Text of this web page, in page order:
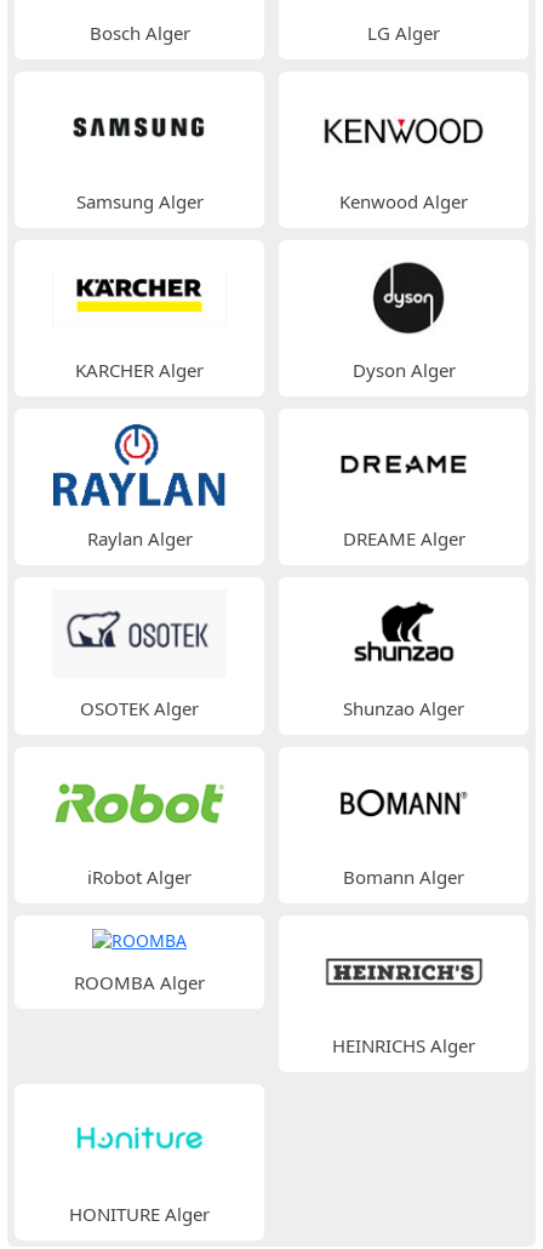
Bosch Alger LG Alger
Samsung Alger Kenwood Alger
KARCHER Alger Dyson Alger
Raylan Alger DREAME Alger
OSOTEK Alger Shunzao Alger
iRobot Alger Bomann Alger
ROOMBA Alger
HEINRICHS Alger
HONITURE Alger